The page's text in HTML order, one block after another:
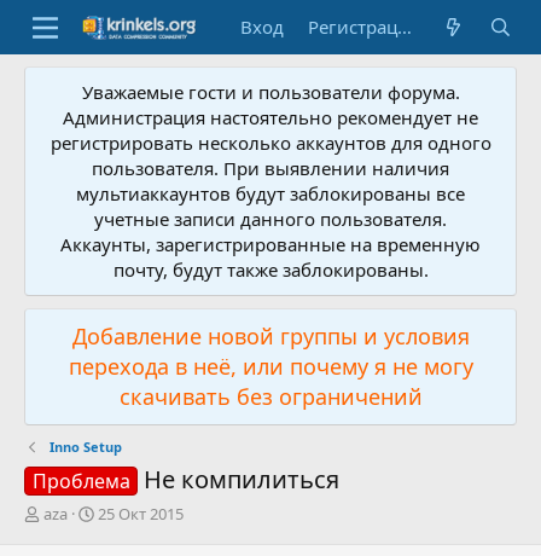
Вход Регистрация
Уважаемые гости и пользователи форума.
Администрация настоятельно рекомендует не
регистрировать несколько аккаунтов для одного
пользователя. При выявлении наличия
мультиаккаунтов будут заблокированы все
учетные записи данного пользователя.
Аккаунты, зарегистрированные на временную
почту, будут также заблокированы.
Добавление новой группы и условия
перехода в неё, или почему я не могу
скачивать без ограничений
Inno Setup
Проблема Не компилиться
А
aza
Д
25 Окт 2015